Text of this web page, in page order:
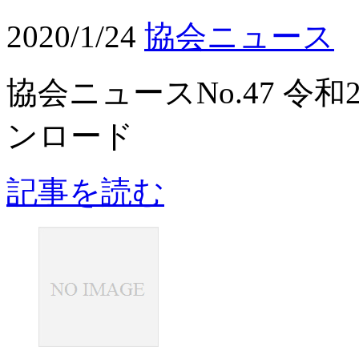
2020/1/24 協会ニュース
協会ニュースNo.47 令和
ンロード
記事を読む